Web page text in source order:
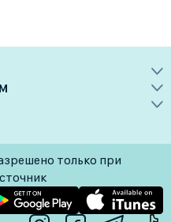
только при